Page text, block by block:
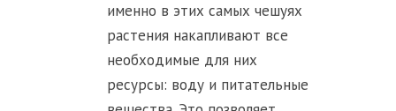
именно в этих самых чешуях
растения накапливают все
необходимые для них
ресурсы: воду и питательные